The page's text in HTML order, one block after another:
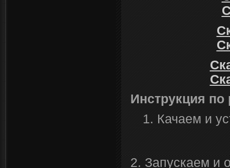
Инструкция по
1. Качаем и
2. Запускаем и